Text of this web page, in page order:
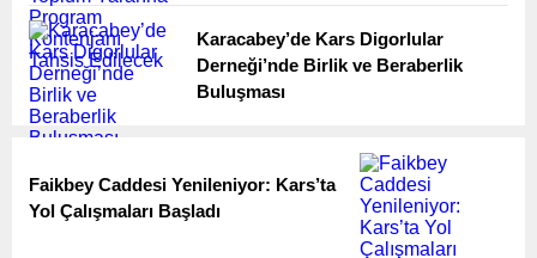
Karacabey’de Kars Digorlular
Derneği’nde Birlik ve Beraberlik
Buluşması
Faikbey Caddesi Yenileniyor: Kars’ta
Yol Çalışmaları Başladı